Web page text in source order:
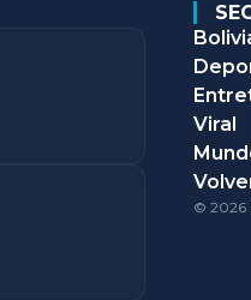
Viral
© 2026